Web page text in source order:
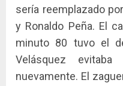
sería reemplazado
y Ronaldo Peña. El
minuto 80 tuvo el
Velásquez
nuevamente. El